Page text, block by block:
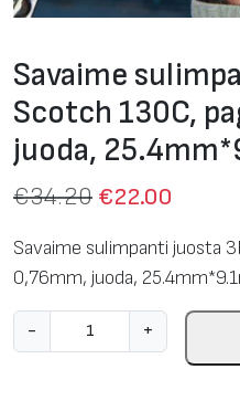
Savaime
Scotch 130C,
juoda,
€34.20 €22.00
Savaime sulimpanti juosta
0,76mm, juoda,
-
r
+